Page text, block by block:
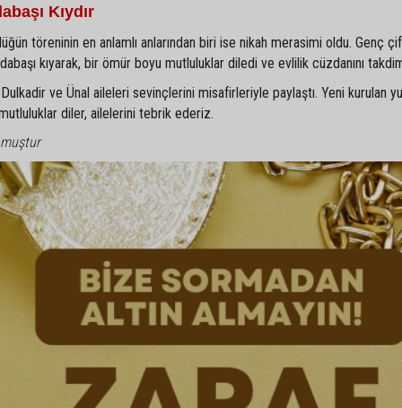
Kıydır
töreninin en anlamlı anlarından biri ise nikah merasimi oldu. Genç
kıyarak, bir ömür boyu mutluluklar diledi ve evlilik cüzdanını
ve Ünal aileleri sevinçlerini misafirleriyle paylaştı. Yeni kurulan
diler, ailelerini tebrik ederiz.